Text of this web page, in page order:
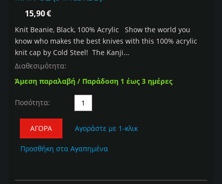
15,90€
Knit Beanie, Black, 100% Acrylic Show the world you
know who makes the best knives with this 100% acrylic
knit cap by Cold Steel! The Kanji...
Διαθεσιμότητα:
Άμεση παραλαβή / Παράδοση 1 έως 3 ημέρες
Ποσότητα:
ΑΓΟΡΆ Αγοράστε με 1-κλικ
Προσθήκη στα Αγαπημένα